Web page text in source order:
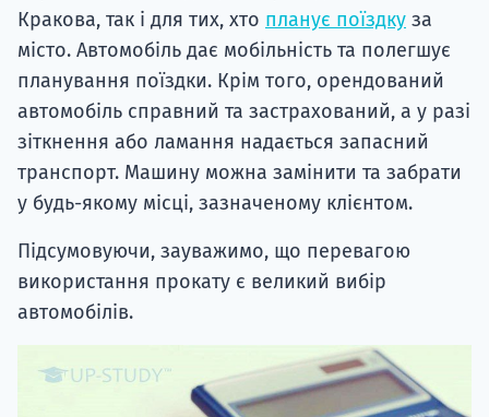
Кракова, так і для тих, хто планує поїздку за
місто. Автомобіль дає мобільність та полегшує
планування поїздки. Крім того, орендований
автомобіль справний та застрахований, а у разі
зіткнення або ламання надається запасний
транспорт. Машину можна замінити та забрати
у будь-якому місці, зазначеному клієнтом.
Підсумовуючи, зауважимо, що перевагою
використання прокату є великий вибір
автомобілів.